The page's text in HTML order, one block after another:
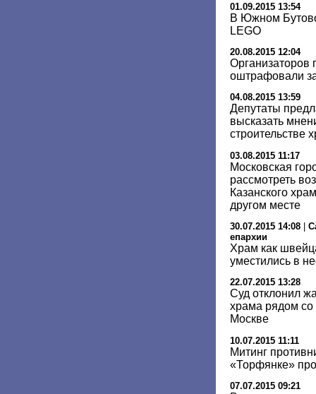
01.09.2015 13:54
В Южном
LEGO
20.08.2015 12:04
Организаторов
оштрафовали
04.08.2015 13:59
Депутаты
высказать
строительстве
03.08.2015 11:17
Московская
рассмотреть
Казанского
другом месте
30.07.2015 14:08
епархии
Храм как
уместились в
22.07.2015 13:28
Суд отклонил
храма рядом со
Москве
10.07.2015 11:11
Митинг
«Торфянке»
07.07.2015 09:21